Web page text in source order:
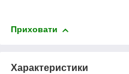
Приховати
Характеристики